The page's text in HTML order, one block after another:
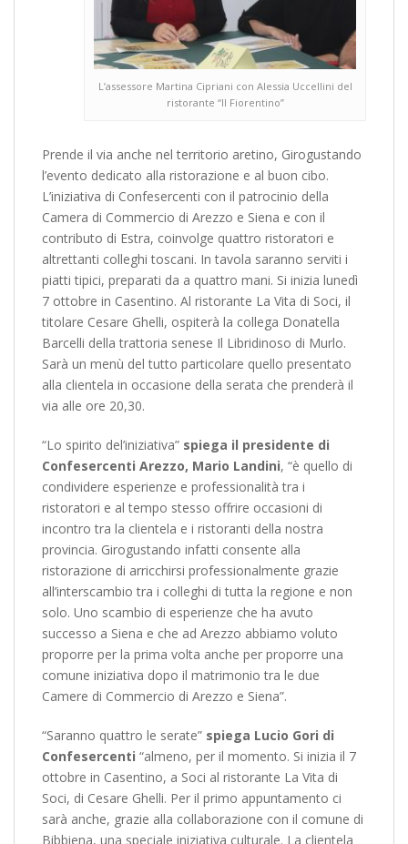
L’assessore Martina Cipriani con Alessia Uccellini del
ristorante “Il Fiorentino”
Prende il via anche nel territorio aretino, Girogustando
l’evento dedicato alla ristorazione e al buon cibo.
L’iniziativa di Confesercenti con il patrocinio della
Camera di Commercio di Arezzo e Siena e con il
contributo di Estra, coinvolge quattro ristoratori e
altrettanti colleghi toscani. In tavola saranno serviti i
piatti tipici, preparati da a quattro mani. Si inizia lunedì
7 ottobre in Casentino. Al ristorante La Vita di Soci, il
titolare Cesare Ghelli, ospiterà la collega Donatella
Barcelli della trattoria senese Il Libridinoso di Murlo.
Sarà un menù del tutto particolare quello presentato
alla clientela in occasione della serata che prenderà il
via alle ore 20,30.
“Lo spirito del’iniziativa” spiega il presidente di
Confesercenti Arezzo, Mario Landini, “è quello di
condividere esperienze e professionalità tra i
ristoratori e al tempo stesso offrire occasioni di
incontro tra la clientela e i ristoranti della nostra
provincia. Girogustando infatti consente alla
ristorazione di arricchirsi professionalmente grazie
all’interscambio tra i colleghi di tutta la regione e non
solo. Uno scambio di esperienze che ha avuto
successo a Siena e che ad Arezzo abbiamo voluto
proporre per la prima volta anche per proporre una
comune iniziativa dopo il matrimonio tra le due
Camere di Commercio di Arezzo e Siena”.
“Saranno quattro le serate” spiega Lucio Gori di
Confesercenti “almeno, per il momento. Si inizia il 7
ottobre in Casentino, a Soci al ristorante La Vita di
Soci, di Cesare Ghelli. Per il primo appuntamento ci
sarà anche, grazie alla collaborazione con il comune di
Bibbiena, una speciale iniziativa culturale. La clientela